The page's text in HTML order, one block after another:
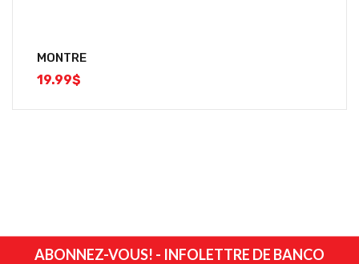
MONTRE
19.99$
ABONNEZ-VOUS! - INFOLETTRE DE BANCO